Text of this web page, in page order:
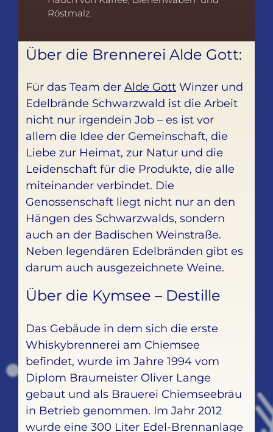
Röstmalz.
Über die Brennerei Alde Gott:
Für das Team derAlde Gott Winzer und
Edelbrände Schwarzwald ist die Arbeit
nicht nur irgendein Job – es ist vor
allem die Idee der Gemeinschaft, die
Liebe zur Heimat, zur Natur und die
Leidenschaft für die Produkte, die alle
miteinander verbindet. Die
Genossenschaft liegt nicht nur an den
Hängen des Schwarzwalds, sondern
auch an der Badischen Weinstraße.
Neben legendären Edelbränden gibt es
darum auch ausgezeichnete Weine.
Über die Kymsee – Destille
Das Gebäude in dem sich die erste
Whiskybrennerei am Chiemsee
befindet, wurde im Jahre 1994 vom
Diplom Braumeister Oliver Lange
gebaut und als Brauerei Chiemseebräu
in Betrieb genommen. Im Jahr 2012
wurde eine 300 Liter Edel-Brennanlage